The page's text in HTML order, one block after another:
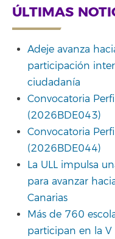
ÚLTIMAS
Adeje avanza
participación
ciudadanía
Convocatoria
(2026BDE043)
Convocatoria
(2026BDE044)
La ULL impulsa
para avanzar
Canarias
Más de 760
participan en la V